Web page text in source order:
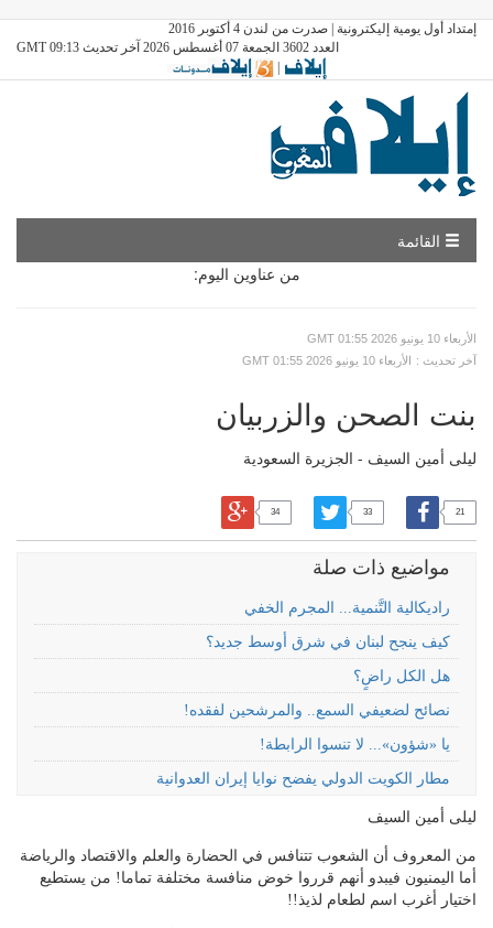
إمتداد أول يومية إليكترونية | صدرت من لندن 4 أكتوبر 2016
العدد 3602 الجمعة 07 أغسطس 2026 آخر تحديث GMT 09:13
|
القائمة
من عناوين اليوم:
GMT الأربعاء 10 يونيو 2026 01:55
GMT الأربعاء 10 يونيو 2026 01:55
: آخر تحديث
بنت الصحن والزربيان
ليلى أمين السيف - الجزيرة السعودية
21
33
34
مواضيع ذات صلة
راديكالية التَّنمية... المجرم الخفي
كيف ينجح لبنان في شرق أوسط جديد؟
هل الكل راضٍ؟
نصائح لضعيفي السمع.. والمرشحين لفقده!
يا «شؤون»... لا تنسوا الرابطة!
مطار الكويت الدولي يفضح نوايا إيران العدوانية
ليلى أمين السيف
من المعروف أن الشعوب تتنافس في الحضارة والعلم والاقتصاد والرياضة
أما اليمنيون فيبدو أنهم قرروا خوض منافسة مختلفة تماما! من يستطيع
اختيار أغرب اسم لطعام لذيذ!!